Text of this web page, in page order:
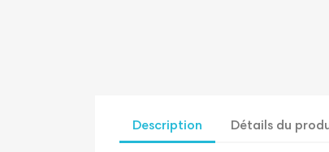
Description Détails du